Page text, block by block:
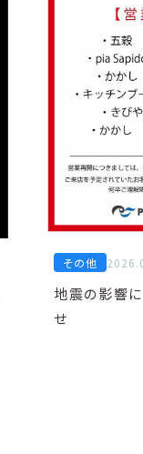
その他
地震の影響
せ